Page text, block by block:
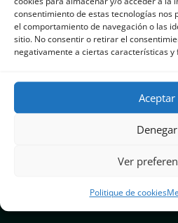
consentimiento de estas tecnologías
el comportamiento de navegación o las
sitio. No consentir o retirar el
negativamente a ciertas características y
Aceptar
Denegar
Ver
Politique de cookies

Oria Etorbidea Nº 10
Edificio Brunet. Ofic. 506
20160 Lasarte – Oria
TUDEFRIGO LOGÍSTICA
Polígono Las Labradas
31500 Tudela